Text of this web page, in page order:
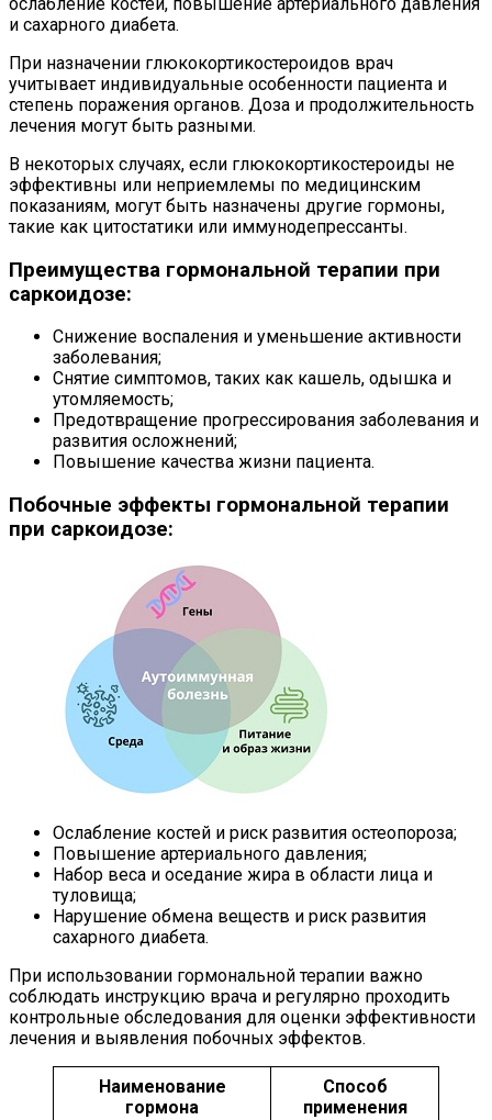
и сахарного диабета.
При назначении глюкокортикостероидов врач
учитывает индивидуальные особенности пациента и
степень поражения органов. Доза и продолжительность
лечения могут быть разными.
В некоторых случаях, если глюкокортикостероиды не
эффективны или неприемлемы по медицинским
показаниям, могут быть назначены другие гормоны,
такие как цитостатики или иммунодепрессанты.
Преимущества гормональной терапии при
саркоидозе:
Снижение воспаления и уменьшение активности
заболевания;
Снятие симптомов, таких как кашель, одышка и
утомляемость;
Предотвращение прогрессирования заболевания и
развития осложнений;
Повышение качества жизни пациента.
Побочные эффекты гормональной терапии
при саркоидозе:
Ослабление костей и риск развития остеопороза;
Повышение артериального давления;
Набор веса и оседание жира в области лица и
туловища;
Нарушение обмена веществ и риск развития
сахарного диабета.
При использовании гормональной терапии важно
соблюдать инструкцию врача и регулярно проходить
контрольные обследования для оценки эффективности
лечения и выявления побочных эффектов.
Наименование
гормона
Способ
применения